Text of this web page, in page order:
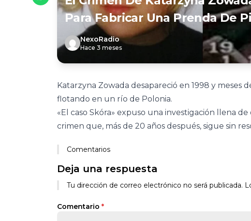
Para Fabricar Una Prenda De
NexoRadio
Hace 3 meses
Katarzyna Zowada desapareció en 1998 y meses
flotando en un río de Polonia.
«El caso Skóra» expuso una investigación llena
crimen que, más de 20 años después, sigue sin
Comentarios
Deja una respuesta
Tu dirección de correo electrónico no será publicada.
Comentario *